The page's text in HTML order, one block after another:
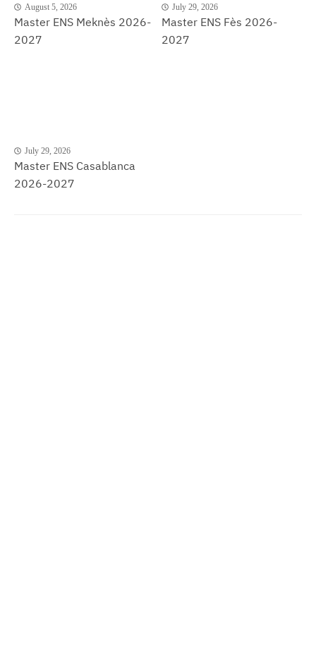
August 5, 2026
Master ENS Meknès 2026-
2027
July 29, 2026
Master ENS Fès 2026-
2027
July 29, 2026
Master ENS Casablanca
2026-2027